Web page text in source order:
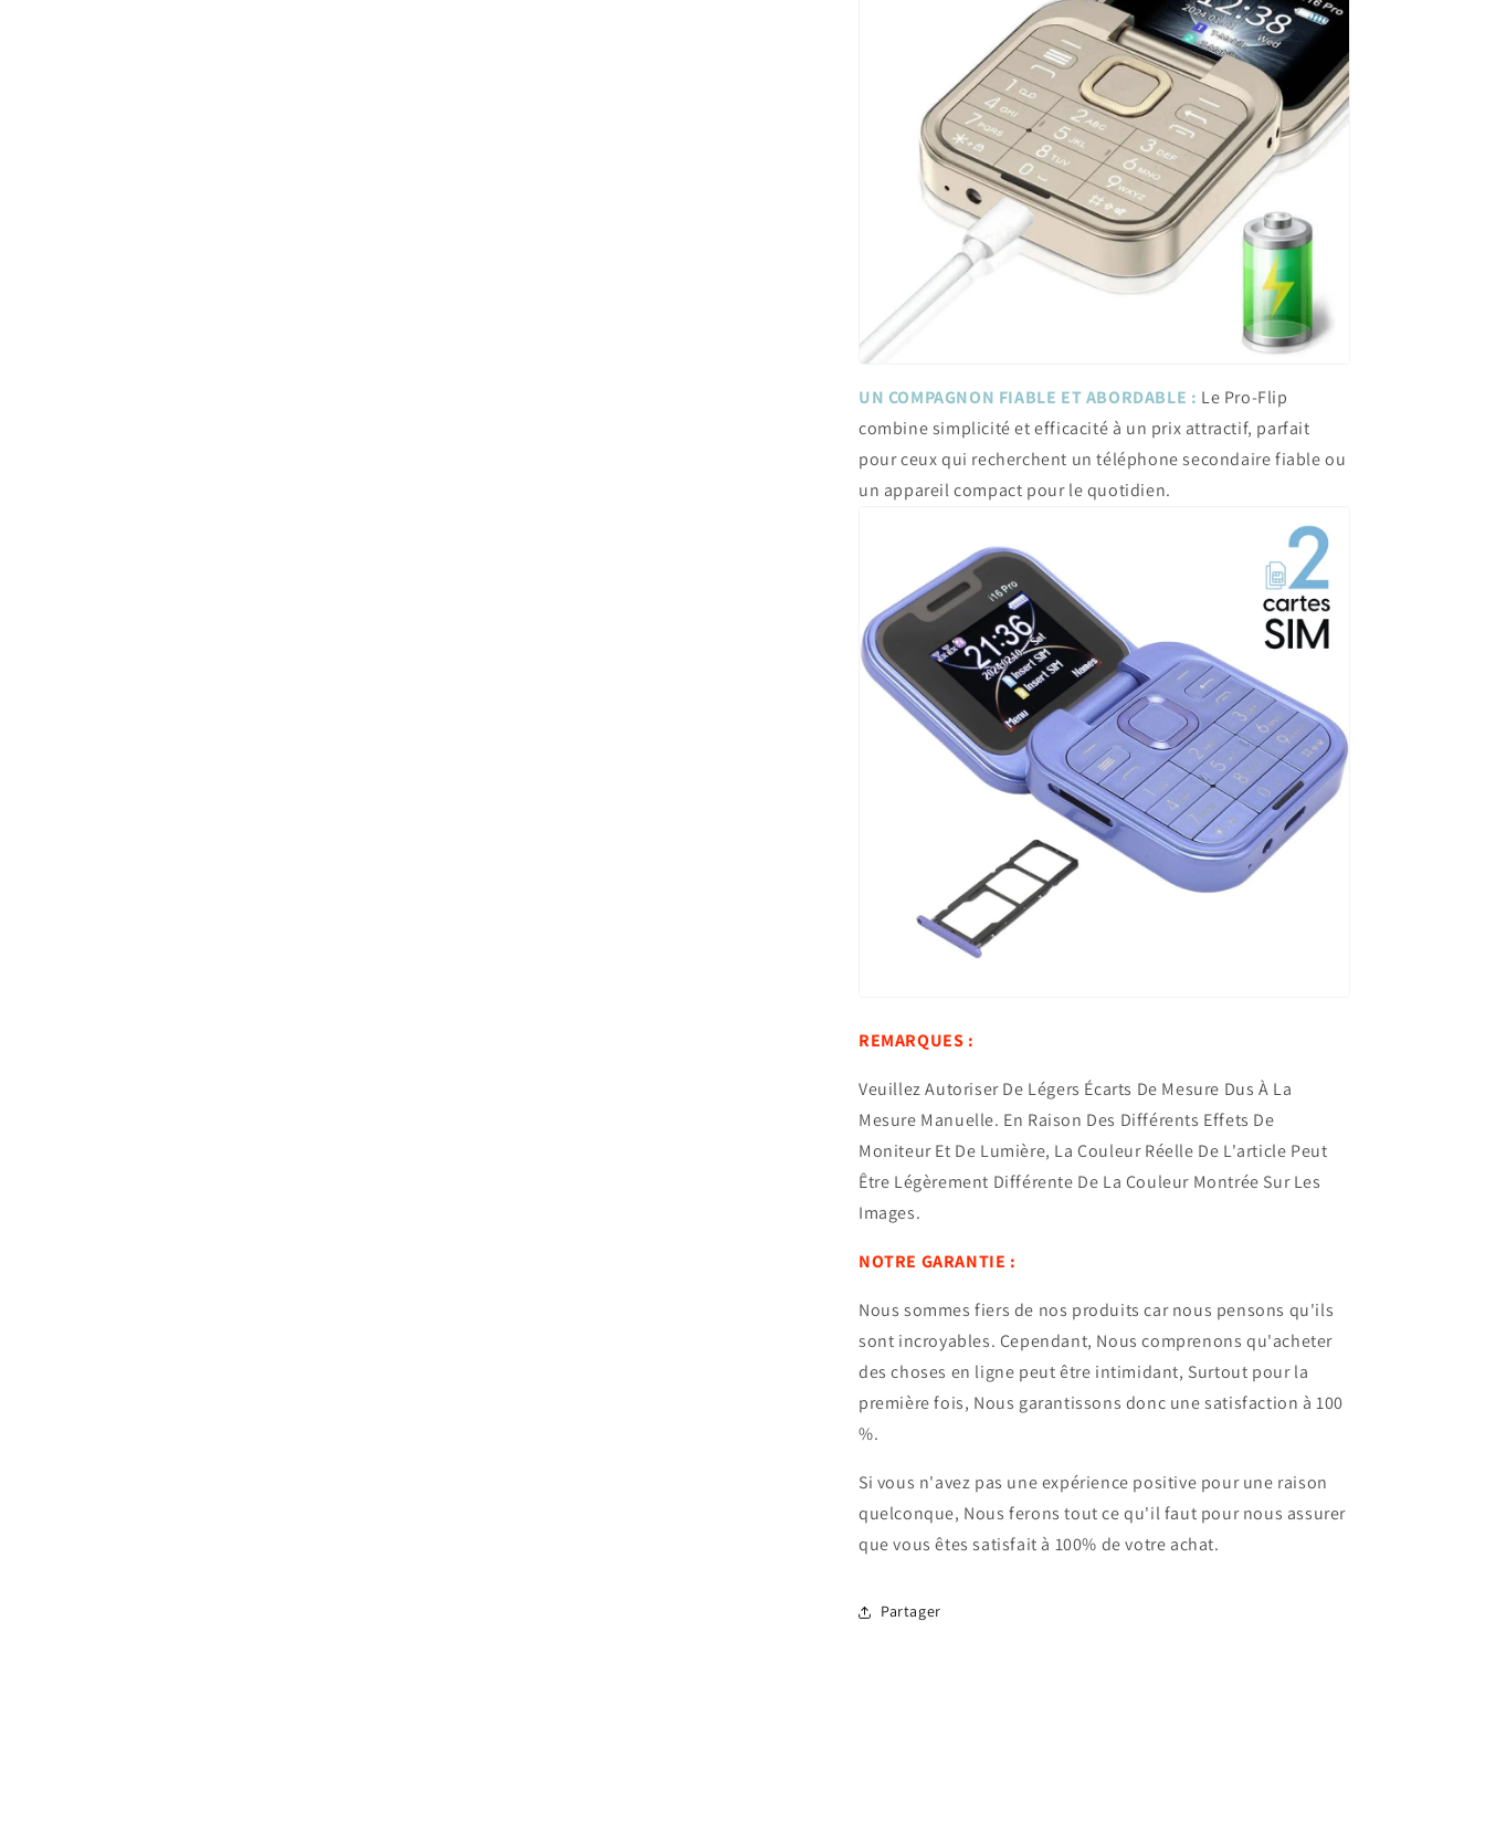
UN COMPAGNON FIABLE ET ABORDABLE : Le Pro-Flip
combine simplicité et efficacité à un prix attractif, parfait
pour ceux qui recherchent un téléphone secondaire fiable ou
un appareil compact pour le quotidien.
REMARQUES :
Veuillez Autoriser De Légers Écarts De Mesure Dus À La
Mesure Manuelle. En Raison Des Différents Effets De
Moniteur Et De Lumière, La Couleur Réelle De L'article Peut
Être Légèrement Différente De La Couleur Montrée Sur Les
Images.
NOTRE GARANTIE :
Nous sommes fiers de nos produits car nous pensons qu'ils
sont incroyables. Cependant, Nous comprenons qu'acheter
des choses en ligne peut être intimidant, Surtout pour la
première fois, Nous garantissons donc une satisfaction à 100
%.
Si vous n'avez pas une expérience positive pour une raison
quelconque, Nous ferons tout ce qu'il faut pour nous assurer
que vous êtes satisfait à 100% de votre achat.
Partager